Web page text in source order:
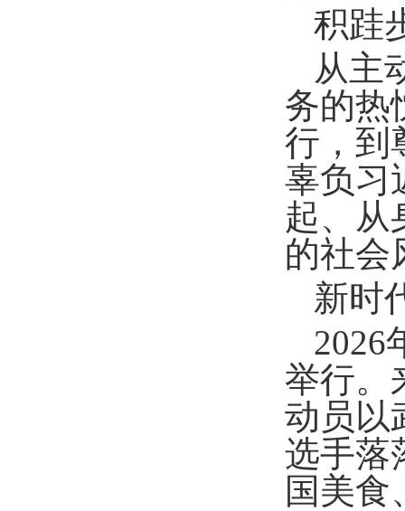
积跬
从主
务的热
行，
辜负习
起、从
的社会
新时
2026
举行。
动员以
选手落
国美食